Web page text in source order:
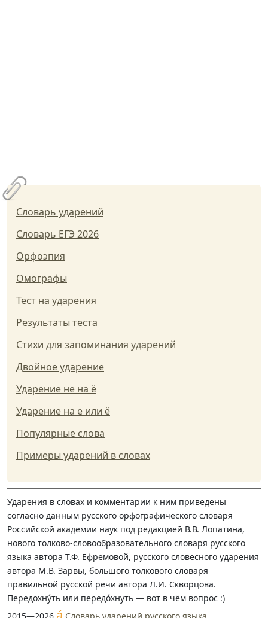
Словарь ударений
Словарь ЕГЭ 2026
Орфоэпия
Омографы
Тест на ударения
Результаты теста
Стихи для запоминания ударений
Двойное ударение
Ударение не на ё
Ударение на е или ё
Популярные слова
Примеры ударений в словах
Ударения в словах и комментарии к ним приведены
согласно данным русского орфографического словаря
Российской академии наук под редакцией В.В. Лопатина,
нового толково-словообразовательного словаря русского
языка автора Т.Ф. Ефремовой, русского словесного ударения
автора М.В. Зарвы, большого толкового словаря
правильной русской речи автора Л.И. Скворцова.
Передохну́ть или передо́хнуть — вот в чём вопрос :)
á